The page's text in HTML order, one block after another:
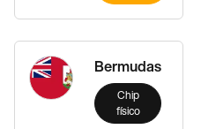
Bermudas
Chip
físico